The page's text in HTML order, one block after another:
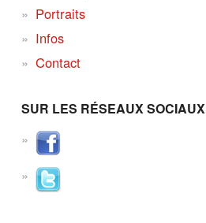
Portraits
Infos
Contact
SUR LES RÉSEAUX SOCIAUX